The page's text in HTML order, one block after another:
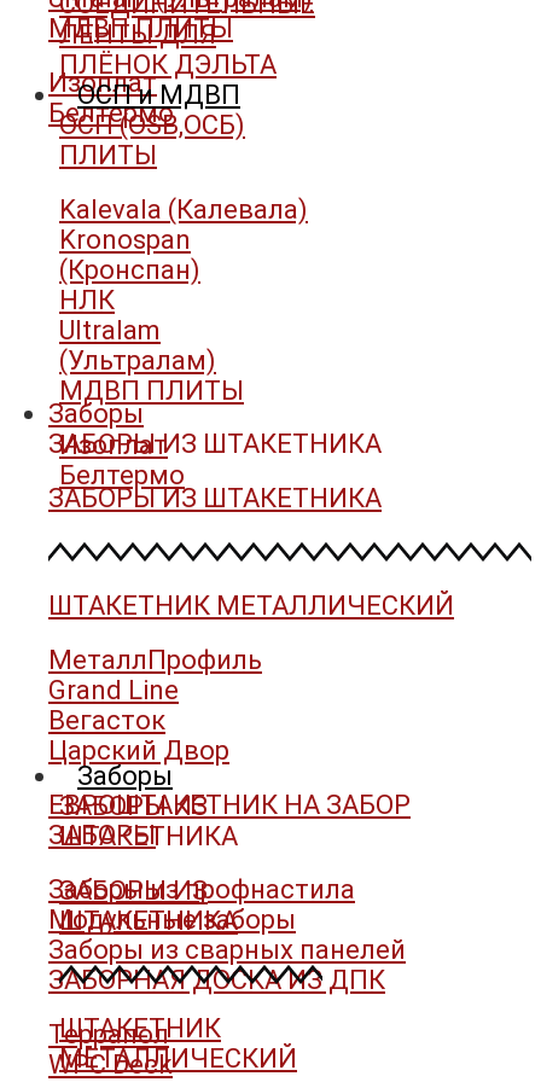
ЛЕНТЫ ДЛЯ
ПЛЁНОК ДЭЛЬТА
ОСП и МДВП
ОСП (OSB,ОСБ)
ПЛИТЫ
Kalevala (Калевала)
Kronospan
(Кронспан)
НЛК
Ultralam
(Ультралам)
МДВП ПЛИТЫ
Изоплат
Белтермо
Заборы
ЗАБОРЫ ИЗ
ШТАКЕТНИКА
ЗАБОРЫ ИЗ
ШТАКЕТНИКА
ШТАКЕТНИК
МЕТАЛЛИЧЕСКИЙ
МДВП ПЛИТЫ
Изоплат
Белтермо
Заборы
ЗАБОРЫ ИЗ ШТАКЕТНИКА
ЗАБОРЫ ИЗ ШТАКЕТНИКА
ШТАКЕТНИК МЕТАЛЛИЧЕСКИЙ
МеталлПрофиль
Grand Line
Вегасток
Царский Двор
ЕВРОШТАКЕТНИК НА ЗАБОР
ЗАБОРЫ
Заборы из профнастила
Модульные заборы
Заборы из сварных панелей
ЗАБОРНАЯ ДОСКА ИЗ ДПК
Террапол
WPC Deck